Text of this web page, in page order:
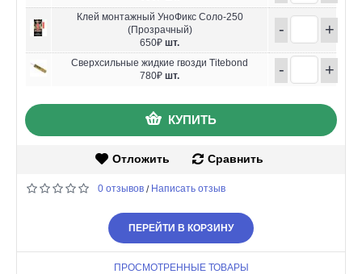
Клей монтажный УноФикс Соло-250
(Прозрачный)
650₽ шт.
- +
Сверхсильные жидкие гвозди Titebond
780₽ шт. - +
КУПИТЬ
Отложить Сравнить
0 отзывов / Написать отзыв
ПЕРЕЙТИ В КОРЗИНУ
ПРОСМОТРЕННЫЕ ТОВАРЫ